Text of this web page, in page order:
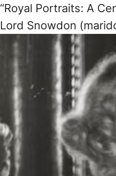
“Royal Portraits: A
Lord Snowdon